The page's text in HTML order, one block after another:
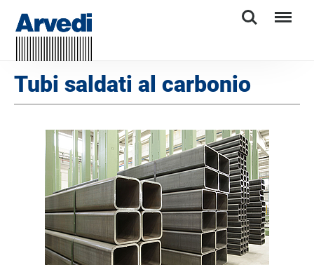
Search Menu
Tubi saldati al carbonio